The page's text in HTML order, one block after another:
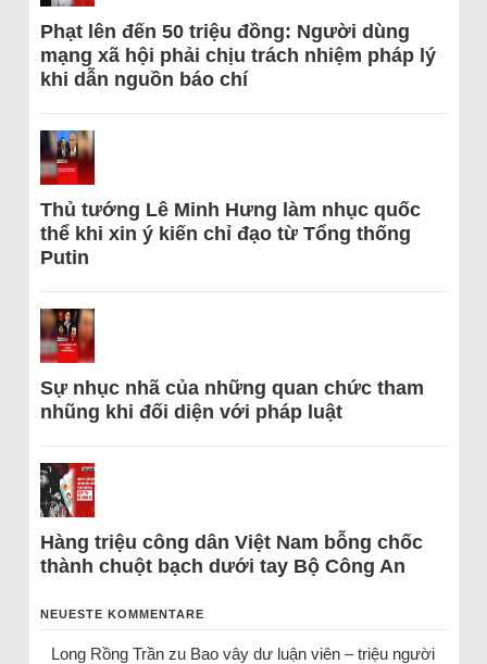
Phạt lên đến 50 triệu đồng: Người dùng
mạng xã hội phải chịu trách nhiệm pháp lý
khi dẫn nguồn báo chí
Thủ tướng Lê Minh Hưng làm nhục quốc
thể khi xin ý kiến chỉ đạo từ Tổng thống
Putin
Sự nhục nhã của những quan chức tham
nhũng khi đối diện với pháp luật
Hàng triệu công dân Việt Nam bỗng chốc
thành chuột bạch dưới tay Bộ Công An
NEUESTE KOMMENTARE
Long Rồng Trầnzu Bao vây dư luận viên – triệu người